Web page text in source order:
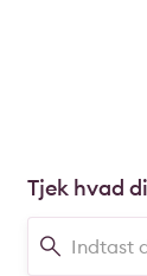
Tjek hvad